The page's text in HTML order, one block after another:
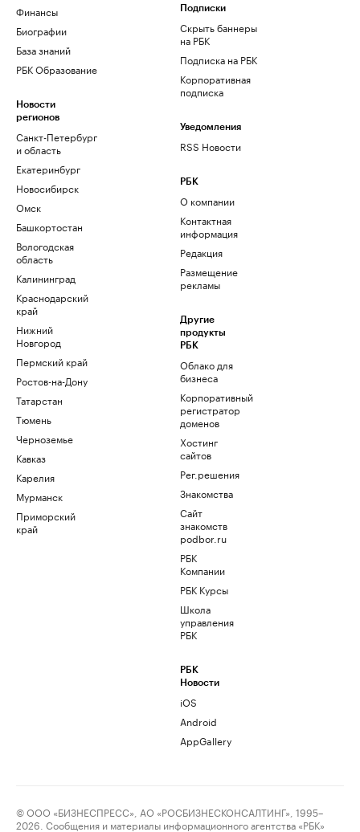
Финансы
Биографии
База знаний
РБК Образование
Новости
регионов
Санкт-Петербург
и область
Екатеринбург
Новосибирск
Омск
Башкортостан
Вологодская
область
Калининград
Краснодарский
край
Нижний
Новгород
Пермский край
Ростов-на-Дону
Татарстан
Тюмень
Черноземье
Кавказ
Карелия
Мурманск
Приморский
край
Подписки
Скрыть баннеры
на РБК
Подписка на РБК
Корпоративная
подписка
Уведомления
RSS Новости
РБК
О компании
Контактная
информация
Редакция
Размещение
рекламы
Другие
продукты
РБК
Облако для
бизнеса
Корпоративный
регистратор
доменов
Хостинг
сайтов
Рег.решения
Знакомства
Сайт
знакомств
podbor.ru
РБК
Компании
РБК Курсы
Школа
управления
РБК
РБК
Новости
iOS
Android
AppGallery
© ООО «БИЗНЕСПРЕСС», АО «РОСБИЗНЕСКОНСАЛТИНГ», 1995–
2026. Сообщения и материалы информационного агентства «РБК»